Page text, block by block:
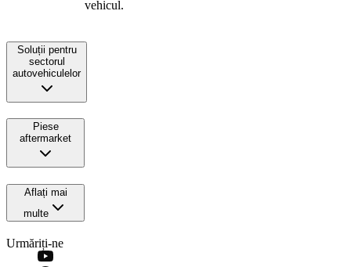
vehicul.
Soluții pentru
sectorul
autovehiculelor
Piese
aftermarket
Aflați mai
multe
Urmăriți-ne